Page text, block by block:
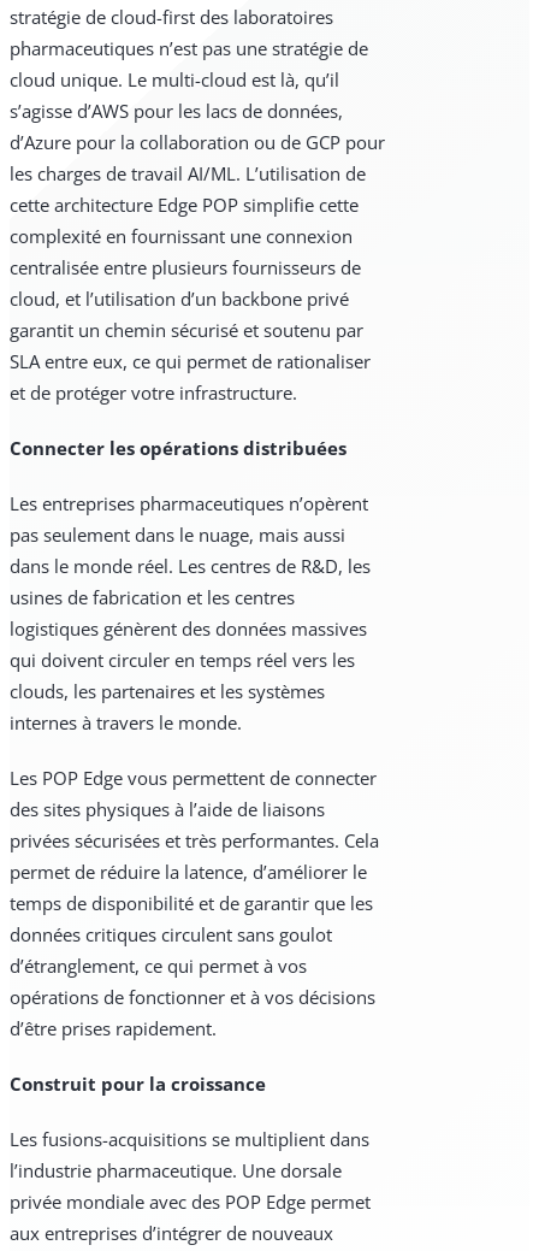
stratégie de cloud-first des laboratoires
pharmaceutiques n’est pas une stratégie de
cloud unique. Le multi-cloud est là, qu’il
s’agisse d’AWS pour les lacs de données,
d’Azure pour la collaboration ou de GCP pour
les charges de travail AI/ML. L’utilisation de
cette architecture Edge POP simplifie cette
complexité en fournissant une connexion
centralisée entre plusieurs fournisseurs de
cloud, et l’utilisation d’un backbone privé
garantit un chemin sécurisé et soutenu par
SLA entre eux, ce qui permet de rationaliser
et de protéger votre infrastructure.
Connecter les opérations distribuées
Les entreprises pharmaceutiques n’opèrent
pas seulement dans le nuage, mais aussi
dans le monde réel. Les centres de R&D, les
usines de fabrication et les centres
logistiques génèrent des données massives
qui doivent circuler en temps réel vers les
clouds, les partenaires et les systèmes
internes à travers le monde.
Les POP Edge vous permettent de connecter
des sites physiques à l’aide de liaisons
privées sécurisées et très performantes. Cela
permet de réduire la latence, d’améliorer le
temps de disponibilité et de garantir que les
données critiques circulent sans goulot
d’étranglement, ce qui permet à vos
opérations de fonctionner et à vos décisions
d’être prises rapidement.
Construit pour la croissance
Les fusions-acquisitions se multiplient dans
l’industrie pharmaceutique. Une dorsale
privée mondiale avec des POP Edge permet
aux entreprises d’intégrer de nouveaux